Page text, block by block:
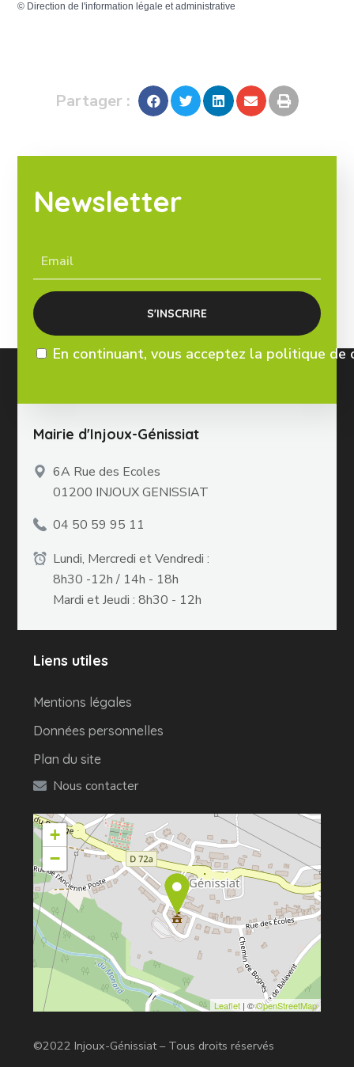
© Direction de l'information légale et administrative
Partager :
Newsletter
En continuant, vous acceptez la politique
Mairie d'Injoux-Génissiat
6A Rue des Ecoles
01200 INJOUX GENISSIAT
04 50 59 95 11
Lundi, Mercredi et Vendredi :
8h30 -12h / 14h - 18h
Mardi et Jeudi : 8h30 - 12h
Liens utiles
Mentions légales
Données personnelles
Plan du site
Nous contacter
+
−
Leaflet| ©OpenStreetMap
©2022 Injoux-Génissiat – Tous droits réservés